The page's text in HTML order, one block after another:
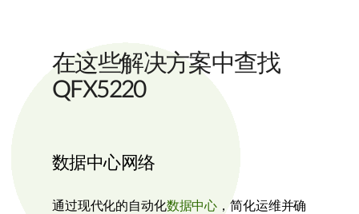
在这些解决方案中查找
QFX5220
数据中心网络
通过现代化的自动化数据中心 ，简化运维并确